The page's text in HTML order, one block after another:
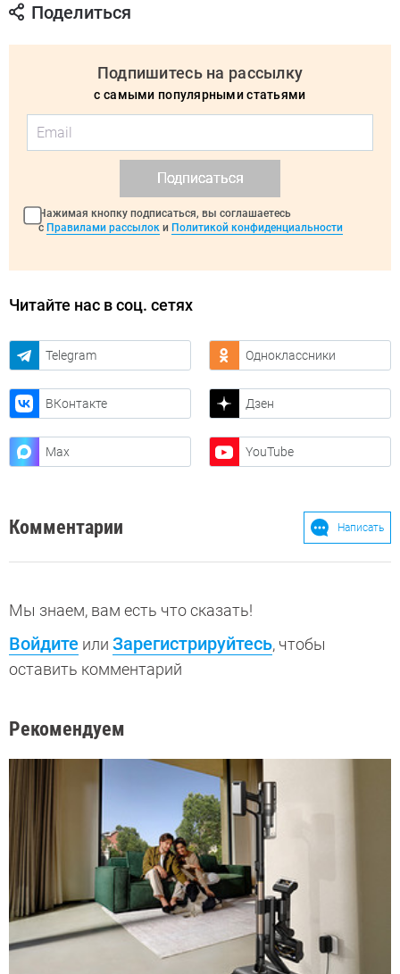
Поделиться
Подпишитесь на рассылку
с самыми популярными статьями
Подписаться
Нажимая кнопку подписаться, вы соглашаетесь
с Правилами рассылок и Политикой конфиденциальности
Читайте нас в соц. сетях
Telegram Одноклассники
ВКонтакте Дзен
Max YouTube
Комментарии Написать
Мы знаем, вам есть что сказать!
Войдите или Зарегистрируйтесь, чтобы
оставить комментарий
Рекомендуем